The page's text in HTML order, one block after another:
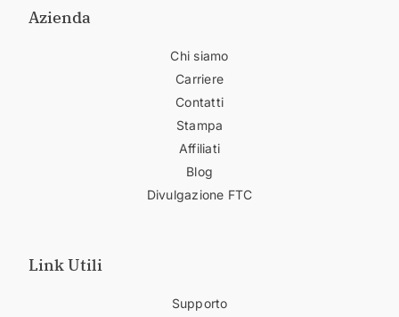
Azienda
Chi siamo
Carriere
Contatti
Stampa
Affiliati
Blog
Divulgazione FTC
Link Utili
Supporto